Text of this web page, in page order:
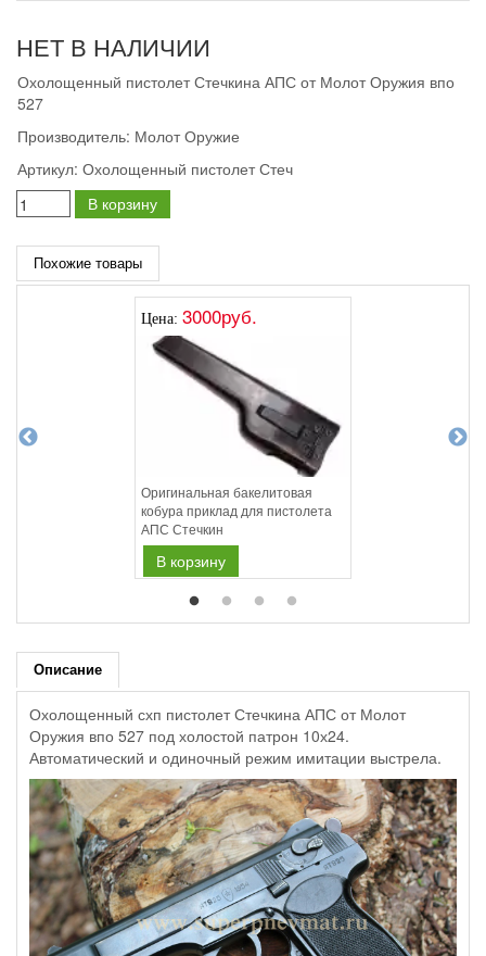
НЕТ В НАЛИЧИИ
Охолощенный пистолет Стечкина АПС от Молот Оружия впо
527
Производитель: Молот Оружие
Артикул: Охолощенный пистолет Стеч
В корзину
Похожие товары
Цена: 3000руб.
Оригинальная бакелитовая
кобура приклад для пистолета
АПС Стечкин
В корзину
Описание
Охолощенный схп пистолет Стечкина АПС от Молот
Оружия впо 527 под холостой патрон 10х24.
Автоматический и одиночный режим имитации выстрела.